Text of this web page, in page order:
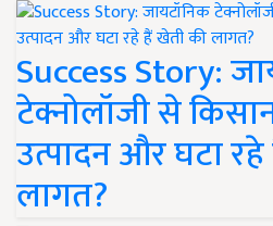
Success Story:
टेक्नोलॉजी से
उत्पादन और घटा
लागत?